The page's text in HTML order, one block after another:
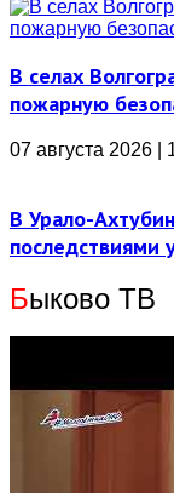
В селах
пожарную
07 августа 2026 |
В Урало-
последствиями
Быково ТВ